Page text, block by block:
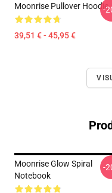
Moonrise Pullover Hoodie
39,51 € - 45,95 €
-
Moonrise Glow Spiral
Notebook
-